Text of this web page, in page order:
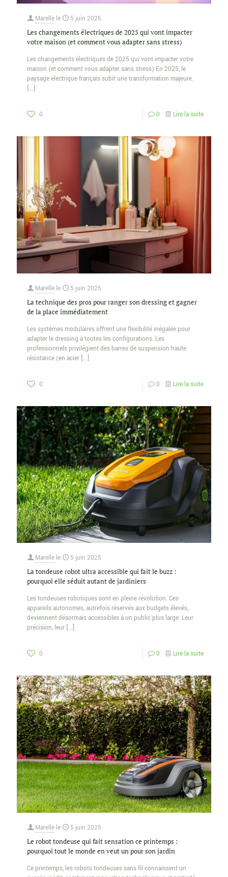
Marelle le 5 juin 2025
Les changements électriques de 2025 qui vont impacter
votre maison (et comment vous adapter sans stress)
Les changements électriques de 2025 qui vont impacter votre
maison (et comment vous adapter sans stress) En 2025, le
paysage électrique français subit une transformation majeure.
[…]
0 0 Lire la suite
Marelle le 5 juin 2025
La technique des pros pour ranger son dressing et gagner
de la place immédiatement
Les systèmes modulaires offrent une flexibilité inégalée pour
adapter le dressing à toutes les configurations. Les
professionnels privilégient des barres de suspension haute
résistance (en acier […]
0 0 Lire la suite
Marelle le 5 juin 2025
La tondeuse robot ultra accessible qui fait le buzz :
pourquoi elle séduit autant de jardiniers
Les tondeuses robotiques sont en pleine révolution. Ces
appareils autonomes, autrefois réservés aux budgets élevés,
deviennent désormais accessibles à un public plus large. Leur
précision, leur […]
0 0 Lire la suite
Marelle le 5 juin 2025
Le robot tondeuse qui fait sensation ce printemps :
pourquoi tout le monde en veut un pour son jardin
Ce printemps, les robots tondeuses sans fil connaissent un